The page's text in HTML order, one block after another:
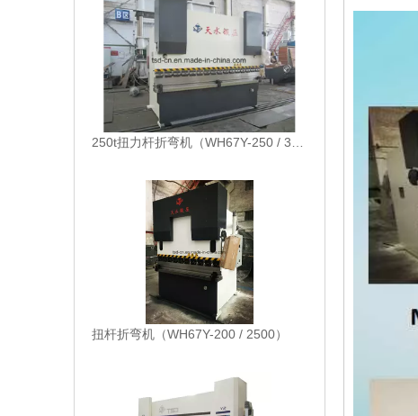
扭杆折弯机（WH67Y-200 / 2500）